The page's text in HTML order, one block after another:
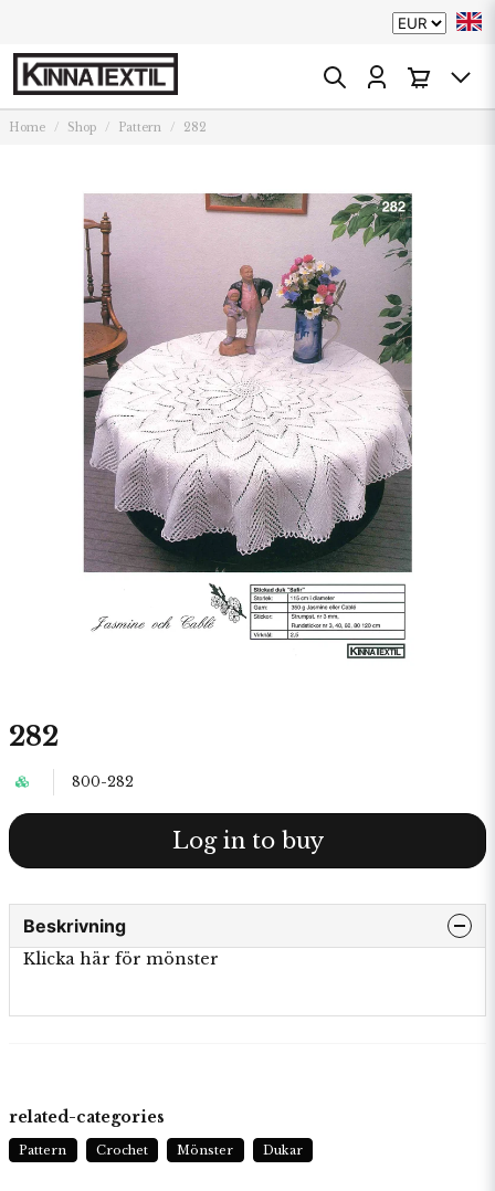
Home Shop Pattern 282
282
800-282
Log in to buy
Beskrivning
Klicka här för mönster
related-categories
Pattern Crochet Mönster Dukar